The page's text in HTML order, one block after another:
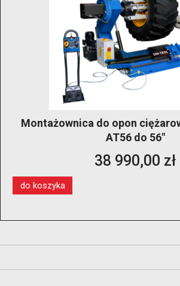
Montażownica do opon
AT56 do 56"
38 990,00 zł
do koszyka